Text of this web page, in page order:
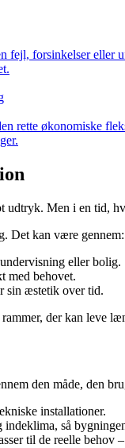
fejl, forsinkelser
rette økonomiske
Men i en tid,
Det kan være gennem:
eller bolig.
med behovet.
sin æstetik over tid.
der kan leve
den måde, den
installationer.
så
til de reelle behov